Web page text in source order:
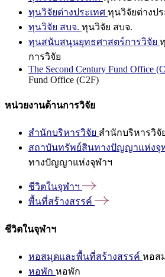
ทุนวิจัยต่างประเทศ ทุนวิจัยต่างปร
ทุนวิจัย สบจ. ทุนวิจัย สบจ.
ทุนสนับสนุนยุทธศาสตร์การวิจัย
การวิจัย
The Second Century Fund Office
Fund Office (C2F)
หน่วยงานด้านการวิจัย
สำนักบริหารวิจัย สำนักบริหารวิจั
สถาบันทรัพย์สินทางปัญญาแห่งจุ
ทางปัญญาแห่งจุฬาฯ
ชีวิตในจุฬาฯ
พื้นที่สร้างสรรค์
ชีวิตในจุฬาฯ
หอสมุดและพื้นที่สร้างสรรค์ หอส
หอพัก หอพัก